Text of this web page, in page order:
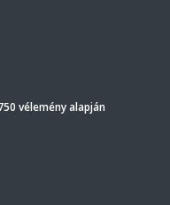
vélemény alapján